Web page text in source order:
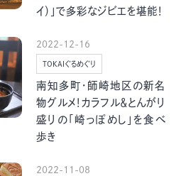
イベント
検索する
イ）」で多彩なジビエを堪能！
2022-12-16
TOKAIぐるめぐり
南知多町・師崎地区の新名
物グルメ！カラフル＆とんがり
盛りの「崎っぽめし」を食べ
歩き
2022-11-08